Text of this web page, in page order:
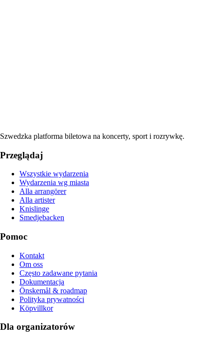
Szwedzka platforma biletowa na koncerty, sport i rozrywkę.
Przeglądaj
Wszystkie wydarzenia
Wydarzenia wg miasta
Alla arrangörer
Alla artister
Knislinge
Smedjebacken
Pomoc
Kontakt
Om oss
Często zadawane pytania
Dokumentacja
Önskemål & roadmap
Polityka prywatności
Köpvillkor
Dla organizatorów